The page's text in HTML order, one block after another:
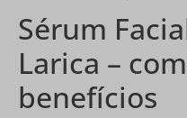
Sérum
Larica –
benefícios